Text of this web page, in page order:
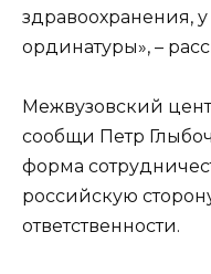
здравоохранения,
ординатуры», –
Межвузовский
сообщи Петр
форма
российскую
ответственности.